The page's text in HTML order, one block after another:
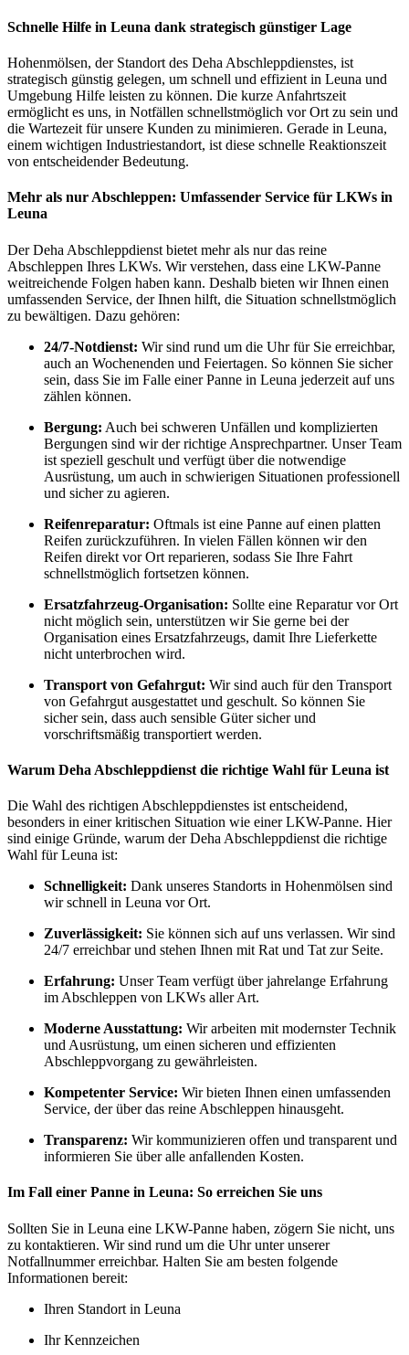
Schnelle Hilfe in Leuna dank strategisch günstiger Lage
Hohenmölsen, der Standort des Deha Abschleppdienstes, ist
strategisch günstig gelegen, um schnell und effizient in Leuna und
Umgebung Hilfe leisten zu können. Die kurze Anfahrtszeit
ermöglicht es uns, in Notfällen schnellstmöglich vor Ort zu sein und
die Wartezeit für unsere Kunden zu minimieren. Gerade in Leuna,
einem wichtigen Industriestandort, ist diese schnelle Reaktionszeit
von entscheidender Bedeutung.
Mehr als nur Abschleppen: Umfassender Service für LKWs in
Leuna
Der Deha Abschleppdienst bietet mehr als nur das reine
Abschleppen Ihres LKWs. Wir verstehen, dass eine LKW-Panne
weitreichende Folgen haben kann. Deshalb bieten wir Ihnen einen
umfassenden Service, der Ihnen hilft, die Situation schnellstmöglich
zu bewältigen. Dazu gehören:
24/7-Notdienst: Wir sind rund um die Uhr für Sie erreichbar,
auch an Wochenenden und Feiertagen. So können Sie sicher
sein, dass Sie im Falle einer Panne in Leuna jederzeit auf uns
zählen können.
Bergung: Auch bei schweren Unfällen und komplizierten
Bergungen sind wir der richtige Ansprechpartner. Unser Team
ist speziell geschult und verfügt über die notwendige
Ausrüstung, um auch in schwierigen Situationen professionell
und sicher zu agieren.
Reifenreparatur: Oftmals ist eine Panne auf einen platten
Reifen zurückzuführen. In vielen Fällen können wir den
Reifen direkt vor Ort reparieren, sodass Sie Ihre Fahrt
schnellstmöglich fortsetzen können.
Ersatzfahrzeug-Organisation: Sollte eine Reparatur vor Ort
nicht möglich sein, unterstützen wir Sie gerne bei der
Organisation eines Ersatzfahrzeugs, damit Ihre Lieferkette
nicht unterbrochen wird.
Transport von Gefahrgut: Wir sind auch für den Transport
von Gefahrgut ausgestattet und geschult. So können Sie
sicher sein, dass auch sensible Güter sicher und
vorschriftsmäßig transportiert werden.
Warum Deha Abschleppdienst die richtige Wahl für Leuna ist
Die Wahl des richtigen Abschleppdienstes ist entscheidend,
besonders in einer kritischen Situation wie einer LKW-Panne. Hier
sind einige Gründe, warum der Deha Abschleppdienst die richtige
Wahl für Leuna ist:
Schnelligkeit: Dank unseres Standorts in Hohenmölsen sind
wir schnell in Leuna vor Ort.
Zuverlässigkeit: Sie können sich auf uns verlassen. Wir sind
24/7 erreichbar und stehen Ihnen mit Rat und Tat zur Seite.
Erfahrung: Unser Team verfügt über jahrelange Erfahrung
im Abschleppen von LKWs aller Art.
Moderne Ausstattung: Wir arbeiten mit modernster Technik
und Ausrüstung, um einen sicheren und effizienten
Abschleppvorgang zu gewährleisten.
Kompetenter Service: Wir bieten Ihnen einen umfassenden
Service, der über das reine Abschleppen hinausgeht.
Transparenz: Wir kommunizieren offen und transparent und
informieren Sie über alle anfallenden Kosten.
Im Fall einer Panne in Leuna: So erreichen Sie uns
Sollten Sie in Leuna eine LKW-Panne haben, zögern Sie nicht, uns
zu kontaktieren. Wir sind rund um die Uhr unter unserer
Notfallnummer erreichbar. Halten Sie am besten folgende
Informationen bereit:
Ihren Standort in Leuna
Ihr Kennzeichen